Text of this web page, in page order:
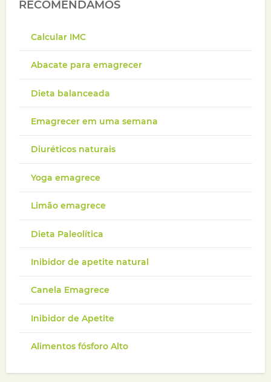
RECOMENDAMOS
Calcular IMC
Abacate para emagrecer
Dieta balanceada
Emagrecer em uma semana
Diuréticos naturais
Yoga emagrece
Limão emagrece
Dieta Paleolítica
Inibidor de apetite natural
Canela Emagrece
Inibidor de Apetite
Alimentos fósforo Alto